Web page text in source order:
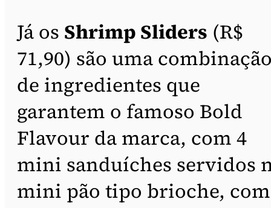
Já os Shrimp Sliders (R$
71,90) são uma
de ingredientes que
garantem o famoso Bold
Flavour da marca, com 4
mini sanduíches servidos
mini pão tipo brioche, com